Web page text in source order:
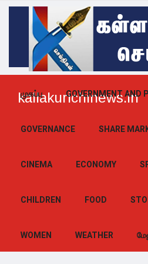
kallakurichinews.in
முகப்பு GOVERNMENT AND
GOVERNANCE SHARE
CINEMA ECONOMY
CHILDREN FOOD
WOMEN WEATHER